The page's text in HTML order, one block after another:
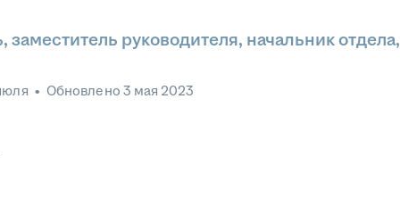
заместитель руководителя, начальник отдела,
• Обновлено 3 мая 2023